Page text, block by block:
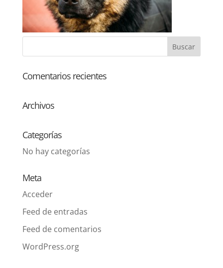
Comentarios recientes
Archivos
Categorías
No hay categorías
Meta
Acceder
Feed de entradas
Feed de comentarios
WordPress.org